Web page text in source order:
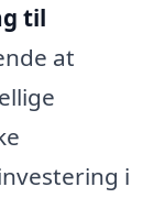
til
at
i